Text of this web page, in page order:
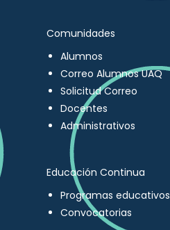
Comunidades
Alumnos
Correo Alumnos UAQ
Solicitud Correo
Docentes
Administrativos
Educación Continua
Programas educativos
Convocatorias